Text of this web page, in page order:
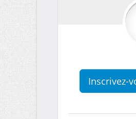
Inscrivez-